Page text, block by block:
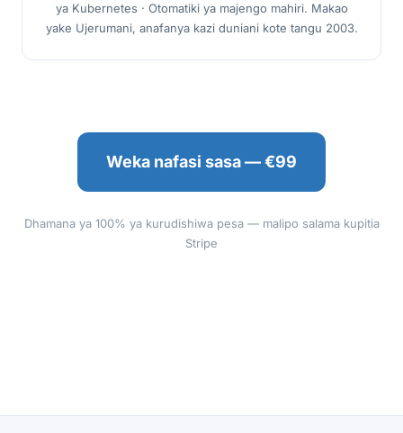
ya Kubernetes · Otomatiki ya majengo mahiri. Makao
yake Ujerumani, anafanya kazi duniani kote tangu 2003.
Weka nafasi sasa — €99
Dhamana ya 100% ya kurudishiwa pesa — malipo salama kupitia
Stripe